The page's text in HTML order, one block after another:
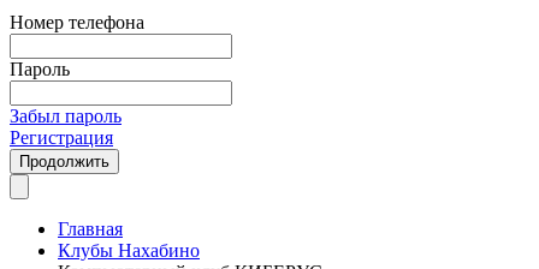
Номер телефона
Пароль
Забыл пароль
Регистрация
Продолжить
Главная
Клубы Нахабино